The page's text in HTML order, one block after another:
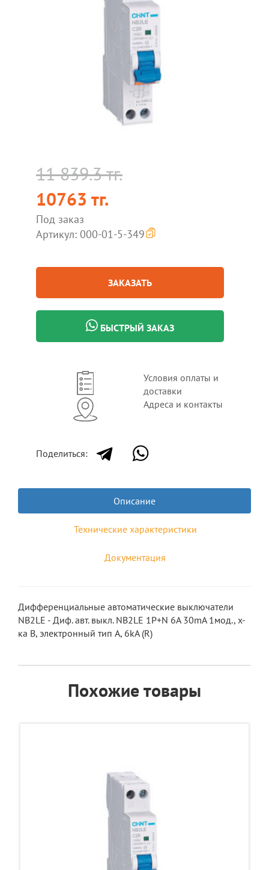
11 839.3 тг.
10763 тг.
Под заказ
Артикул: 000-01-5-349
ЗАКАЗАТЬ
БЫСТРЫЙ ЗАКАЗ
Условия оплаты и
доставки
Адреса и контакты
Поделиться:
Описание
Технические характеристики
Документация
Дифференциальные автоматические выключатели
NB2LE - Диф. авт. выкл. NB2LE 1P+N 6A 30mA 1мод., х-
ка B, электронный тип A, 6kA (R)
Похожие товары